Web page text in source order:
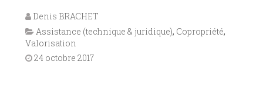
Denis BRACHET
Assistance (technique & juridique), Copropriété,
Valorisation
24 octobre 2017